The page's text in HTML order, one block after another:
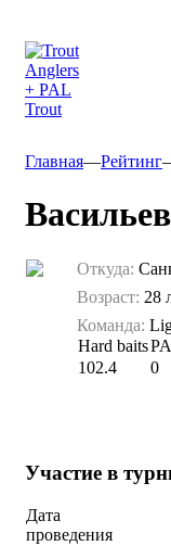
Главная—Рейтинг
Откуда:
Возраст: 28
Команда:
Hard baits
102.4
0
Участие в
Дата
проведения